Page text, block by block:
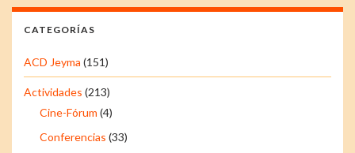
CATEGORÍAS
ACD Jeyma (151)
Actividades (213)
Cine-Fórum (4)
Conferencias (33)